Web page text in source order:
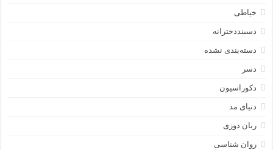
خیاطی
دسبنددخترانه
دسته‌بندی نشده
دسر
دکوراسیون
دنیای مد
ربان دوزی
روان شناسی